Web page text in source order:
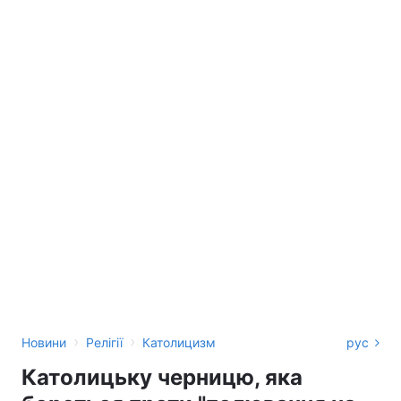
Новини › Релігії › Католицизм рус
Католицьку черницю, яка